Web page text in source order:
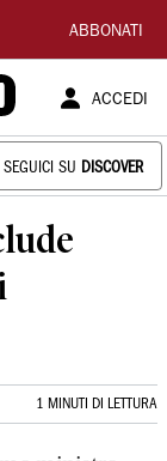
ABBONATI
ACCEDI
SEGUICI SU DISCOVER
1 MINUTI DI LETTURA